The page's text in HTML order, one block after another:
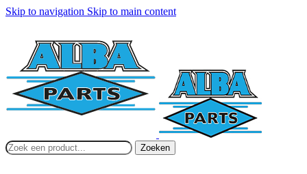
Skip to navigation Skip to main content
Zoeken